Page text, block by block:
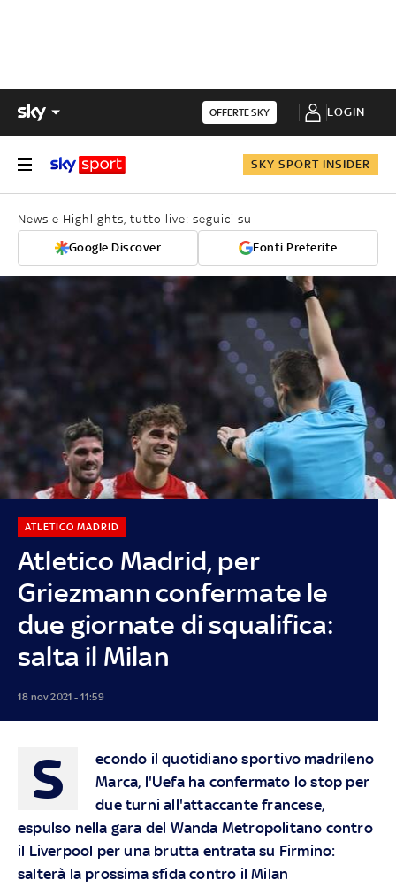
OFFERTE SKY LOGIN
SKY SPORT INSIDER
News e Highlights, tutto live: seguici su
Google Discover Fonti Preferite
Atletico Madrid, per
Griezmann confermate le
due giornate di squalifica:
salta il Milan
ATLETICO MADRID
18 nov 2021 - 11:59
S
econdo il quotidiano sportivo madrileno
Marca, l'Uefa ha confermato lo stop per
due turni all'attaccante francese,
espulso nella gara del Wanda Metropolitano contro
il Liverpool per una brutta entrata su Firmino:
salterà la prossima sfida contro il Milan